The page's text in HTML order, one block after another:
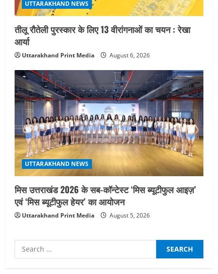
UTTARAKHAND NEWS
तीलू रौतेली पुरस्कार के लिए 13 वीरांगनाओं का चयन : रेखा
आर्या
Uttarakhand Print Media August 6, 2026
UTTARAKHAND NEWS
मिस उत्तराखंड 2026 के सब-कॉन्टेस्ट ‘मिस ब्यूटीफुल आइज़’
एवं ‘मिस ब्यूटीफुल हेयर’ का आयोजन
Uttarakhand Print Media August 5, 2026
Search
for: